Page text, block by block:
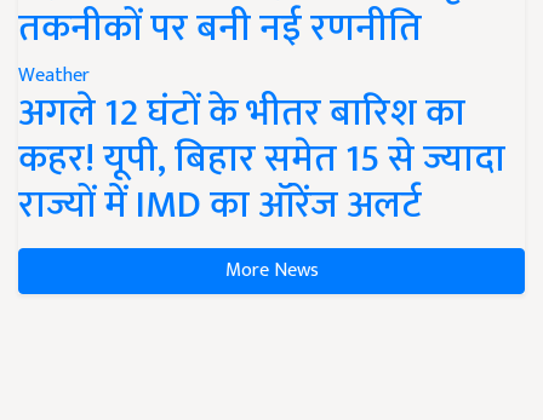
तकनीकों पर बनी नई रणनीति
Weather
अगले 12 घंटों के भीतर बारिश का
कहर! यूपी, बिहार समेत 15 से ज्यादा
राज्यों में IMD का ऑरेंज अलर्ट
More News